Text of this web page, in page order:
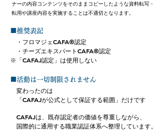
ナーの内容コンテンツをそのままコピーしたような資料転写・
転用や講座内容を実施することは不適切となります。
■推奨表記
・フロマジェCAFA®認定
・チーズエキスパートCAFA®認定
※「CAFAJ認定」は使用しない
■活動は一切制限されません
変わったのは
「CAFAJが公式として保証する範囲」だけです
CAFAJは、既存認定者の価値を尊重しながら、
国際的に通用する職業認証体系へ整理しています。